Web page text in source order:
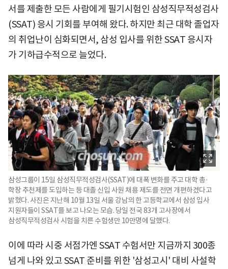
서를 제출한 모든 사람에게 필기시험인 삼성직무적성검사
(SSAT) 응시 기회를 부여해 왔다. 하지만 최근 대학 졸업자
의 취업난이 심화되면서, 삼성 입사를 위한 SSAT 응시자
가 기하급수적으로 늘었다.
삼성그룹이 15일 삼성직무적성검사(SSAT)에 대폭 변화를 주고 대학 총·
학장 추천제를 도입하는 등 대졸 신입 사원 채용 제도를 전면 개편하겠다고
밝혔다. 사진은 지난해 10월 13일 서울 강남의 한 고등학교에서 삼성 입사
지원자들이 SSAT를 보고 나오는 모습. 당일 전국 83개 고사장에서
삼성직무적성검사 시험을 치른 수험생만 10만명에 달했다.
이에 따라 시중 서점가엔 SSAT 수험서만 지금까지 300종
넘게 나와 있고 SSAT 준비를 위한 '삼성고시' 대비 사설학